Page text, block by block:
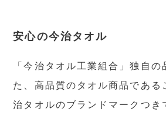
安心の今治タオル
「今治タオル工業組合」独自の
た、高品質のタオル商品である
治タオルのブランドマークつき